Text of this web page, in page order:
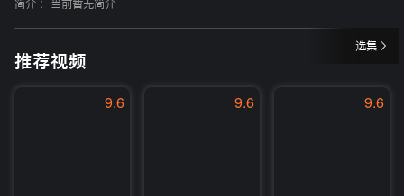
简介 :
当前暂无简介
选集
推荐视频
9.6 9.6 9.6